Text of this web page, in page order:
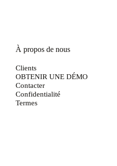
À propos de nous
Clients
OBTENIR UNE DÉMO
Contacter
Confidentialité
Termes